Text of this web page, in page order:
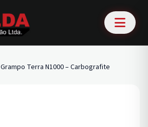
Grampo Terra N1000 – Carbografite